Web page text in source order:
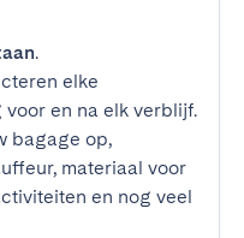
.
elke
en na elk verblijf.
bagage op,
materiaal voor
en nog veel